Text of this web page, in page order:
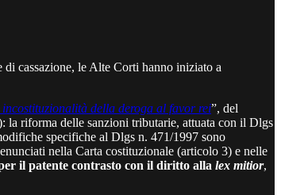
di cassazione, le Alte Corti hanno iniziato a
incostituzionalità della deroga al favor rei”, del
la riforma delle sanzioni tributarie, attuata con il Dlgs
specifiche al Dlgs n. 471/1997 sono
nella Carta costituzionale (articolo 3) e nelle
il patente contrasto con il diritto alla lex mitior,